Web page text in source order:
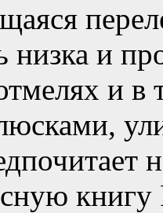
низка и
и в
книгу